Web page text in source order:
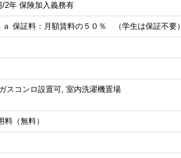
2年 保険加入義務有
保証料：月額賃料の５０％ （学生は保証不要）
スコンロ設置可, 室内洗濯機置場
（無料）